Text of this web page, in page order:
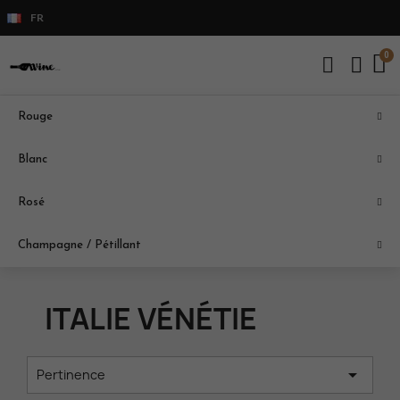
FR
Rouge
Blanc
Rosé
Champagne / Pétillant
ROSÉ
ITALIE VÉNÉTIE
Pertinence 